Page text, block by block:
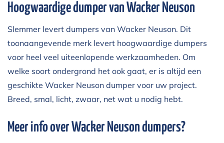
Hoogwaardige dumper van Wacker Neuson
Slemmer levert dumpers van Wacker Neuson. Dit
toonaangevende merk levert hoogwaardige dumpers
voor heel veel uiteenlopende werkzaamheden. Om
welke soort ondergrond het ook gaat, er is altijd een
geschikte Wacker Neuson dumper voor uw project.
Breed, smal, licht, zwaar, net wat u nodig hebt.
Meer info over Wacker Neuson dumpers?